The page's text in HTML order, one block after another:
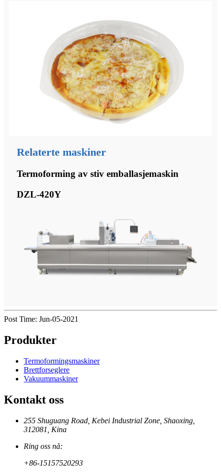
Relaterte maskiner
Termoforming av stiv emballasjemaskin
DZL-420Y
Post Time: Jun-05-2021
Produkter
Termoformingsmaskiner
Brettforseglere
Vakuummaskiner
Kontakt oss
255 Shuguang Road, Kebei Industrial Zone, Shaoxing,
312081, Kina
Ring oss nå:
+86-15157520293